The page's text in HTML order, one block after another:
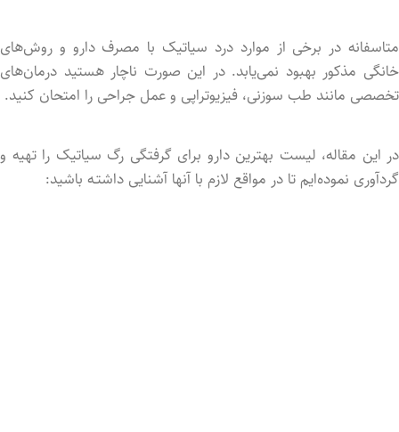
متاسفانه در برخی از موارد درد سیاتیک با مصرف دارو و روش‌های
خانگی مذکور بهبود نمی‌یابد. در این صورت ناچار هستید درمان‌های
تخصصی مانند طب سوزنی، فیزیوتراپی و عمل جراحی را امتحان کنید.
در این مقاله، لیست بهترین دارو برای گرفتگی رگ سیاتیک را تهیه و
گردآوری نموده‌ایم تا در مواقع لازم با آنها آشنایی داشتـه باشید: